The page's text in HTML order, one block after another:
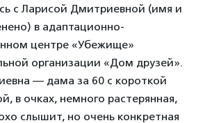
с Ларисой Дмитриевной (имя и
в адаптационно-
центре «Убежище»
организации «Дом друзей».
— дама за 60 с короткой
в очках, немного растерянная,
слышит, но очень конкретная